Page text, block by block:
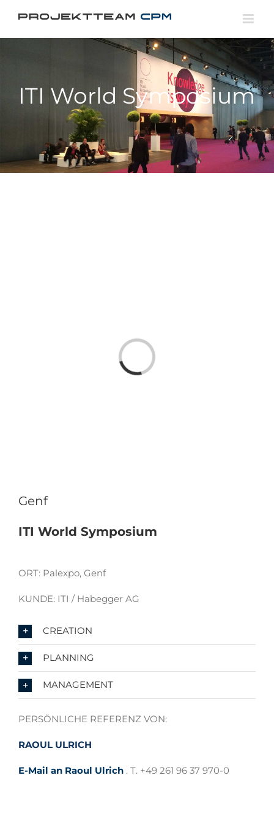
Inhalt
ITI World Symposium
Laden...
Genf
ITI World Symposium
ORT: Palexpo, Genf
KUNDE: ITI / Habegger AG
CREATION
PLANNING
MANAGEMENT
PERSÖNLICHE REFERENZ VON:
RAOUL ULRICH
E-Mail an Raoul Ulrich . T. +49 261 96 37 970-0